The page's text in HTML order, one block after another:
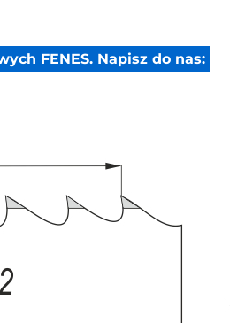
FENES. Napisz do nas: